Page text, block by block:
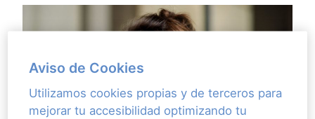
Aviso de Cookies
Utilizamos cookies propias y de terceros para
mejorar tu accesibilidad optimizando tu